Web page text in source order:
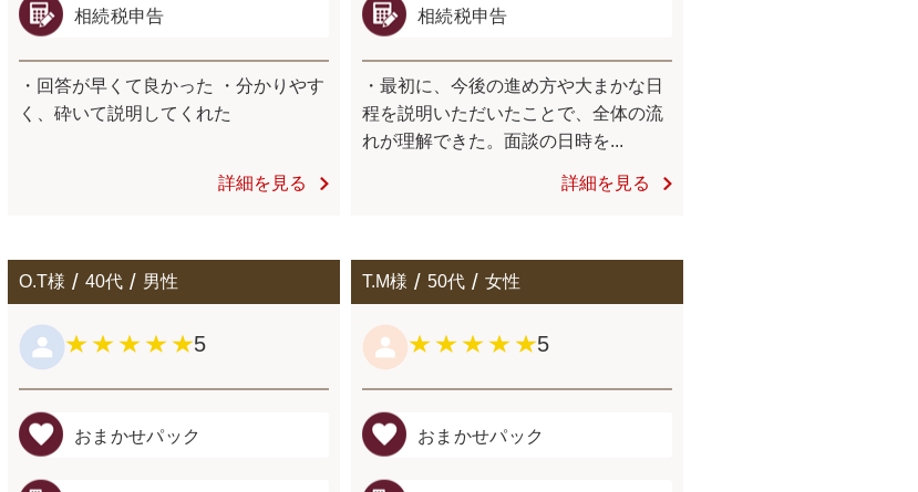
相続税申告
・回答が早くて良かった ・分かりやす
く、砕いて説明してくれた
詳細を見る
相続税申告
・最初に、今後の進め方や大まかな日
程を説明いただいたことで、全体の流
れが理解できた。面談の日時を...
詳細を見る
O.T様 40代 男性
5
おまかせパック
T.M様 50代 女性
5
おまかせパック